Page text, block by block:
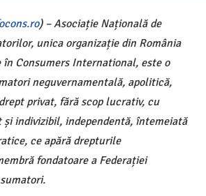
) – Asociație Națională de
unica organizație din România
Consumers International, este o
neguvernamentală, apolitică,
privat, fără scop lucrativ, cu
indivizibil, independentă, întemeiată
ce apără drepturile
fondatoare a Federației